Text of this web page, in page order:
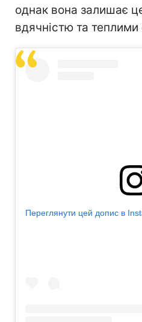
однак вона залишає
вдячністю та
Переглянути цей допис в